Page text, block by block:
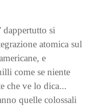
dappertutto si
atomica sul
e
come se niente
che ve lo dica...
quelle colossali